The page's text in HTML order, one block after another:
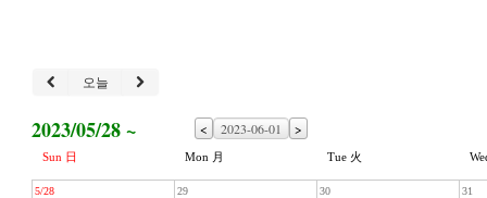
오늘
2023/05/28 ~ < >
Sun 日 Mon 月 Tue 火
5/28 29 30 31